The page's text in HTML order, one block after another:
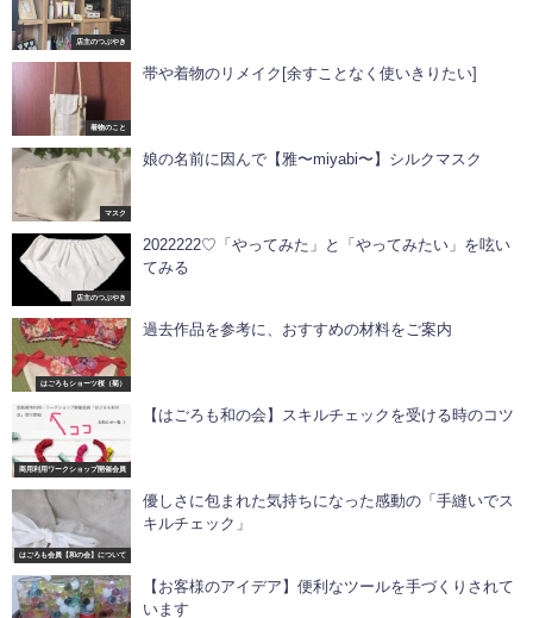
店主のつぶやき
着物のこと
帯や着物のリメイク[余すことなく使いきりたい]
マスク
娘の名前に因んで【雅〜miyabi〜】シルクマスク
店主のつぶやき
2022222♡「やってみた」と「やってみたい」を呟い
てみる
はごろもショーツ桜（菊）
過去作品を参考に、おすすめの材料をご案内
商用利用ワークショップ開催会員
【はごろも和の会】スキルチェックを受ける時のコツ
はごろも会員【和の会】について
優しさに包まれた気持ちになった感動の「手縫いでス
キルチェック」
【お客様のアイデア】便利なツールを手づくりされて
います